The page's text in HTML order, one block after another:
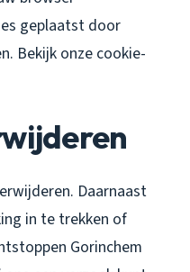
geplaatst door
Bekijk onze cookie-
Daarnaast
in te trekken of
Gorinchem